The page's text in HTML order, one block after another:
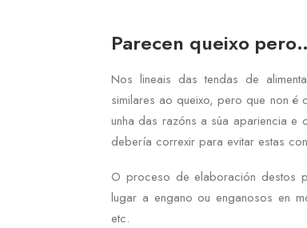
Parecen queixo
Nos lineais das tendas de
similares ao queixo, pero que non é
unha das razóns a súa apariencia e
debería correxir para evitar estas
O proceso de elaboración destos
lugar a engano ou enganosos en
etc.